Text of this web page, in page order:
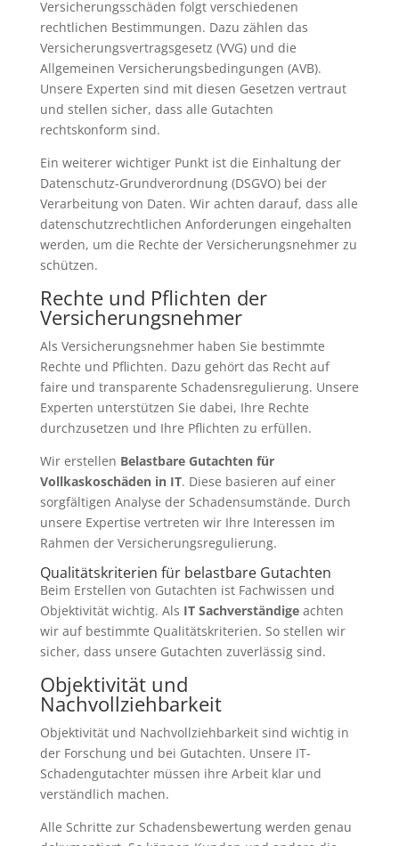
Versicherungsschäden folgt verschiedenen
rechtlichen Bestimmungen. Dazu zählen das
Versicherungsvertragsgesetz (VVG) und die
Allgemeinen Versicherungsbedingungen (AVB).
Unsere Experten sind mit diesen Gesetzen vertraut
und stellen sicher, dass alle Gutachten
rechtskonform sind.
Ein weiterer wichtiger Punkt ist die Einhaltung der
Datenschutz-Grundverordnung (DSGVO) bei der
Verarbeitung von Daten. Wir achten darauf, dass alle
datenschutzrechtlichen Anforderungen eingehalten
werden, um die Rechte der Versicherungsnehmer zu
schützen.
Rechte und Pflichten der
Versicherungsnehmer
Als Versicherungsnehmer haben Sie bestimmte
Rechte und Pflichten. Dazu gehört das Recht auf
faire und transparente Schadensregulierung. Unsere
Experten unterstützen Sie dabei, Ihre Rechte
durchzusetzen und Ihre Pflichten zu erfüllen.
Wir erstellen Belastbare Gutachten für
Vollkaskoschäden in IT. Diese basieren auf einer
sorgfältigen Analyse der Schadensumstände. Durch
unsere Expertise vertreten wir Ihre Interessen im
Rahmen der Versicherungsregulierung.
Qualitätskriterien für belastbare Gutachten
Beim Erstellen von Gutachten ist Fachwissen und
Objektivität wichtig. Als IT Sachverständigeachten
wir auf bestimmte Qualitätskriterien. So stellen wir
sicher, dass unsere Gutachten zuverlässig sind.
Objektivität und
Nachvollziehbarkeit
Objektivität und Nachvollziehbarkeit sind wichtig in
der Forschung und bei Gutachten. Unsere IT-
Schadengutachter müssen ihre Arbeit klar und
verständlich machen.
Alle Schritte zur Schadensbewertung werden genau